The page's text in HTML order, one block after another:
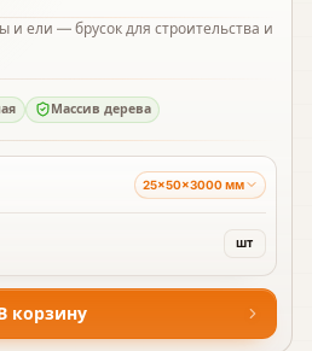
и ели — брусок для строительства и
Массив дерева
25×50×3000 мм
шт
корзину